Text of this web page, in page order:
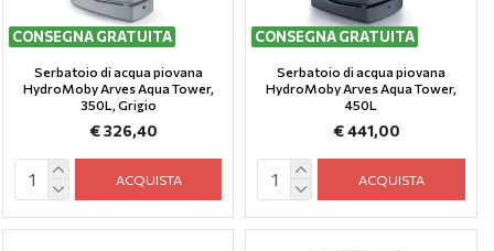
CONSEGNA GRATUITA
Serbatoio di acqua piovana
HydroMoby Arves Aqua Tower,
350L, Grigio
€ 326,40
ACQUISTA
CONSEGNA GRATUITA
Serbatoio di acqua piovana
HydroMoby Arves Aqua Tower,
450L
€ 441,00
ACQUISTA